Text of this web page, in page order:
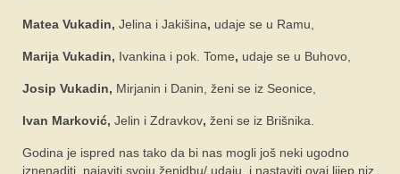
FORUM
Matea Vukadin, Jelina i Jakišina, udaje se u Ramu,
Marija Vukadin, Ivankina i pok. Tome, udaje se u Buhovo,
Josip Vukadin, Mirjanin i Danin, ženi se iz Seonice,
Ivan Marković, Jelin i Zdravkov, ženi se iz Brišnika.
Godina je ispred nas tako da bi nas mogli još neki ugodno
iznenaditi, najaviti svoju ženidbu/ udaju, i nastaviti ovaj lijep niz.